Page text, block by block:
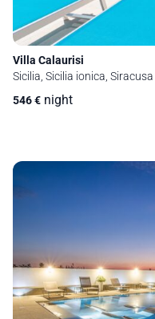
Villa Calaurisi
Sicilia, Sicilia ionica, Siracusa
546€ night